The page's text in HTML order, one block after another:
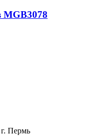
MGB3078
Пермь